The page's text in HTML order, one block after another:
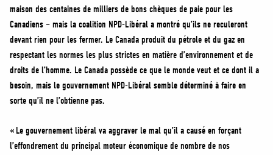
maison des centaines de milliers de bons chèques de paie pour les
Canadiens – mais la coalition NPD-Libéral a montré qu’ils ne reculeront
devant rien pour les fermer. Le Canada produit du pétrole et du gaz en
respectant les normes les plus strictes en matière d’environnement et de
droits de l’homme. Le Canada possède ce que le monde veut et ce dont il a
besoin, mais le gouvernement NPD-Libéral semble déterminé à faire en
sorte qu’il ne l’obtienne pas.
« Le gouvernement libéral va aggraver le mal qu’il a causé en forçant
l’effondrement du principal moteur économique de nombre de nos